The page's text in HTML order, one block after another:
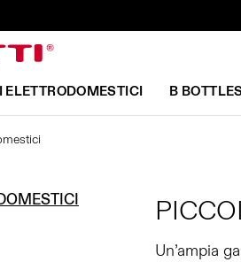
ELETTRODOMESTICI B
Un’ampia